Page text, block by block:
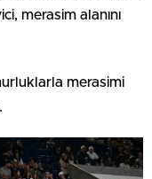
merasim alanını
merasimi